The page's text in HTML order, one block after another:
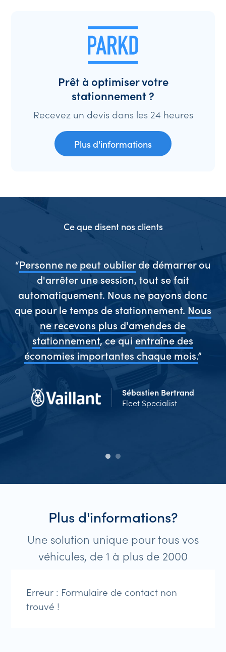
Prêt à optimiser votre
stationnement ?
Recevez un devis dans les 24 heures
Plus d'informations
Ce que disent nos clients
“Personne ne peut oublierde démarrer ou
d'arrêter une session, tout se fait
automatiquement. Nous ne payons donc
que pour le temps de stationnement. Nous
ne recevons plus d'amendes de
stationnement, ce quientraîne des
économies importantes chaque mois.”
Sébastien Bertrand
Fleet Specialist
Plus d'informations?
Une solution unique pour tous vos
véhicules, de 1 à plus de 2000
Erreur : Formulaire de contact non
trouvé !